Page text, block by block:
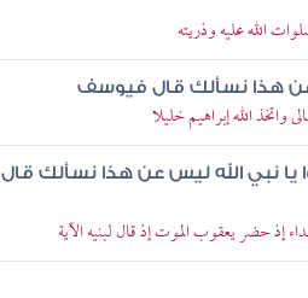
الله عليه وذريته
عن هذا نسألك قال فيوسف
الله إبراهيم خليلا
يا نبي الله ليس عن هذا نسألك قال
حضر يعقوب الموت إذ قال لبنيه الآية